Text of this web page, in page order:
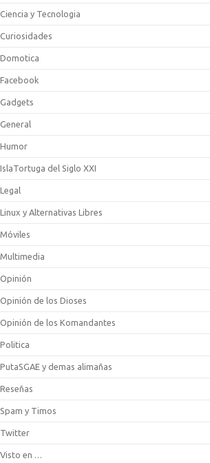
Ciencia y Tecnologia
Curiosidades
Domotica
Facebook
Gadgets
General
Humor
IslaTortuga del Siglo XXI
Legal
Linux y Alternativas Libres
Móviles
Multimedia
Opinión
Opinión de los Dioses
Opinión de los Komandantes
Politica
PutaSGAE y demas alimañas
Reseñas
Spam y Timos
Twitter
Visto en …